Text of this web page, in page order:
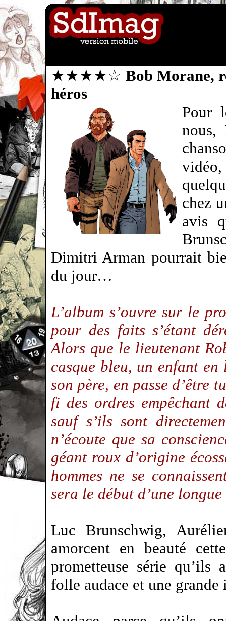
★★★★☆ Bob Morane,
héros
Pour
nous,
chez
avis
Dimitri Arman pourrait
du jour…
L’album s’ouvre sur le
pour des faits s’étant
Alors que le lieutenant
casque bleu, un enfant
son père, en passe d’être
fi des ordres empêchant
sauf s’ils sont
n’écoute que sa
géant roux d’origine
hommes ne se
sera le début d’une
Luc Brunschwig,
amorcent en beauté
prometteuse série qu’ils
folle audace et une